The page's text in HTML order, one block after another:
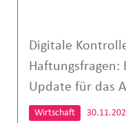
Digitale
Haftungsfragen:
Update für das
Wirtschaft